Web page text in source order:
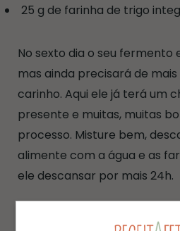
25 g de farinha de trigo
No sexto dia o seu fermento
mas ainda precisará de
carinho. Aqui ele já terá um
presente e muitas, muitas
processo. Misture bem,
alimente com a água e as
ele descansar por mais 24h.